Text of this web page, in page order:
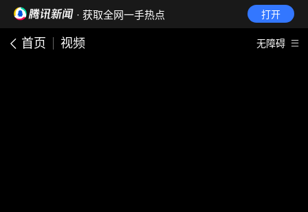
· 获取全网一手热点 打开
首页 视频 无障碍